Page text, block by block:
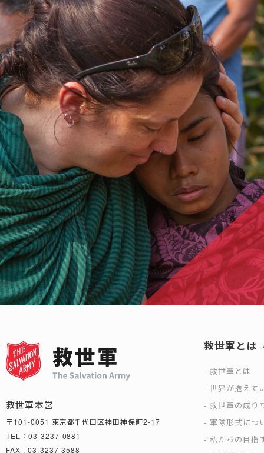
救世軍本営
〒101-0051 東京都千代田区神田神保町2-17
TEL：03-3237-0881
FAX : 03-3237-3588
救世軍とは
救世軍とは
世界が抱えて
救世軍の成り
軍隊形式につ
私たちの目指